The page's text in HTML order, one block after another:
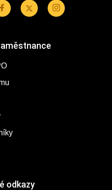
odkazy